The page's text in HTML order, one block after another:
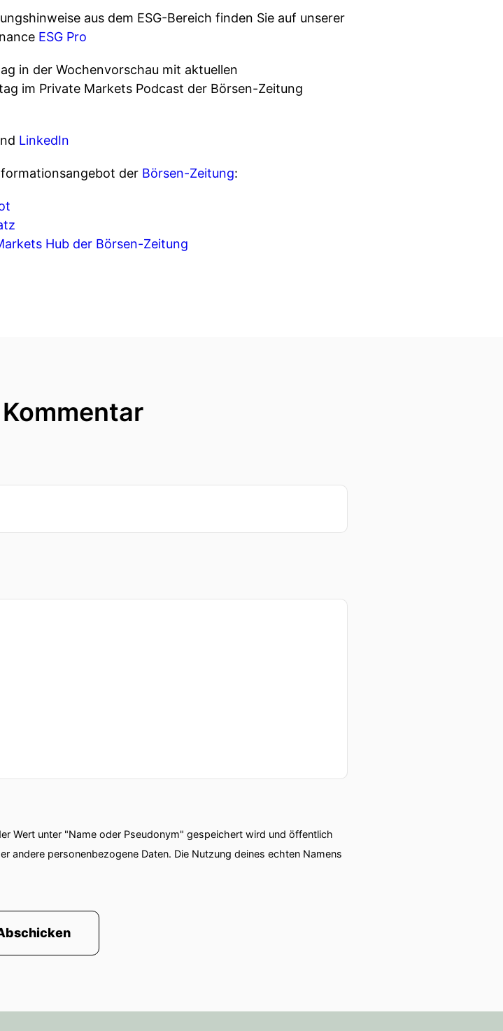
aus dem ESG-Bereich finden Sie auf unserer
ESG Pro
in der Wochenvorschau mit aktuellen
im Private Markets Podcast der Börsen-Zeitung
LinkedIn
der Börsen-Zeitung:
Hub der Börsen-Zeitung
Wert unter "Name oder Pseudonym" gespeichert wird und öffentlich
andere personenbezogene Daten. Die Nutzung deines echten Namens